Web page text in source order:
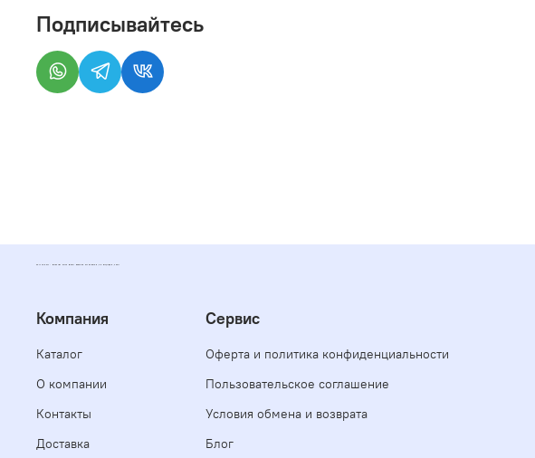
Подписывайтесь
Компания
Каталог
О компании
Контакты
Доставка
Сервис
Оферта и политика конфиденциальности
Пользовательское соглашение
Условия обмена и возврата
Блог